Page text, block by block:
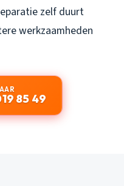
zelf duurt
werkzaamheden
85 49